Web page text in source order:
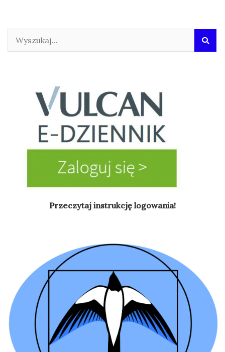
Przeczytaj instrukcję logowania!